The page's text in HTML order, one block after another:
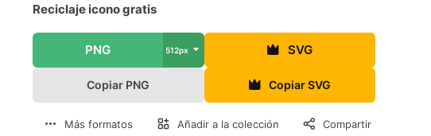
Reciclaje icono gratis
PNG 512px SVG
Copiar PNG Copiar SVG
Más formatos Añadir a la colección Compartir